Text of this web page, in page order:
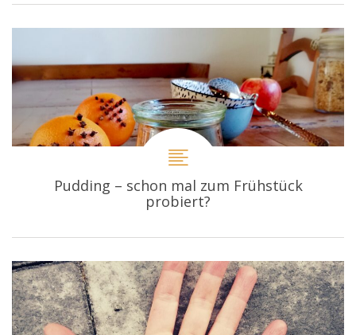
Pudding – schon mal zum Frühstück
probiert?